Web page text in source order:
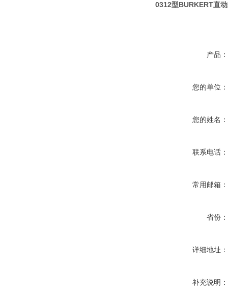
0312型BURKERT直
产品：
您的单位：
您的姓名：
联系电话：
常用邮箱：
省份：
详细地址：
补充说明：